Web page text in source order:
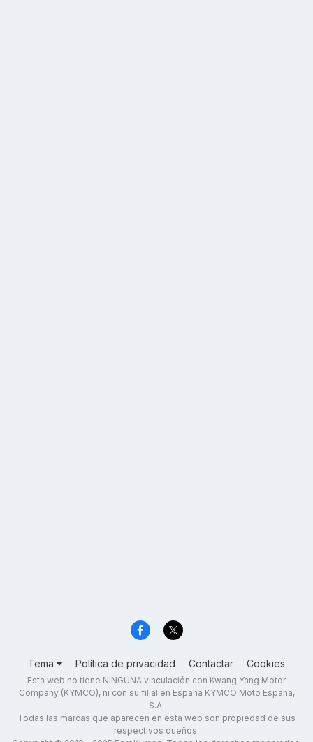
Tema Política de privacidad Contactar Cookies
Esta web no tiene NINGUNA vinculación con Kwang Yang Motor
Company (KYMCO), ni con su filial en España KYMCO Moto España,
S.A.
Todas las marcas que aparecen en esta web son propiedad de sus
respectivos dueños.